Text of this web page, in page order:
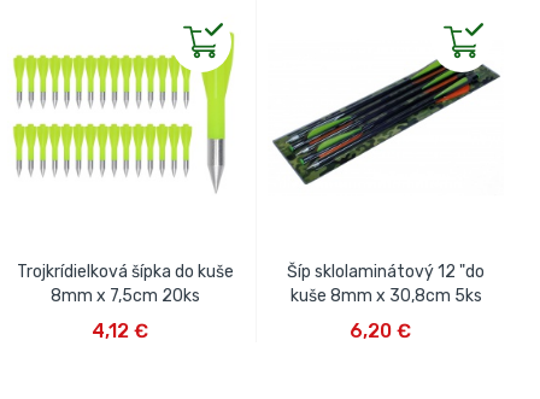
Trojkrídielková šípka do kuše
8mm x 7,5cm 20ks
4,12 €
Šíp sklolaminátový 12 "do
kuše 8mm x 30,8cm 5ks
6,20 €